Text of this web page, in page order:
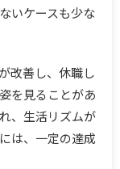
いケースも少な
改善し、休職し
を見ることがあ
、生活リズムが
は、一定の達成